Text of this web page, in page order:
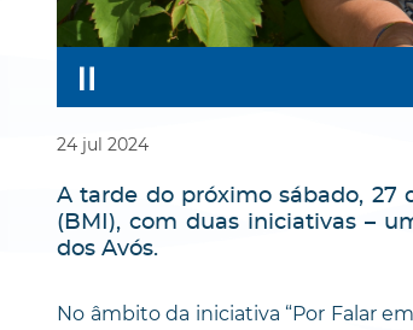
24 jul 2024
A tarde do próximo sábado, 27
(BMI), com duas iniciativas –
dos Avós.
No âmbito da iniciativa “Por Falar